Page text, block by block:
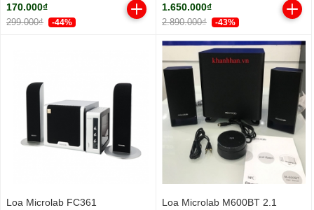
170.000₫
299.000₫ -44%
1.650.000₫
2.890.000₫ -43%
Loa Microlab FC361
Loa Microlab M600BT 2.1